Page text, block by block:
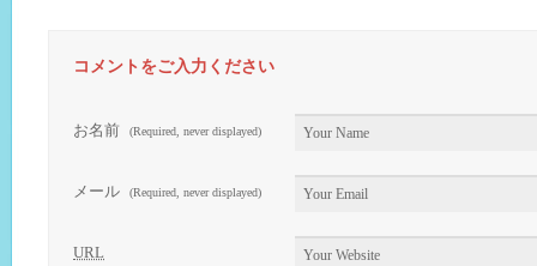
コメントをご入力ください
お名前 (Required, never displayed)
メール (Required, never displayed)
URL